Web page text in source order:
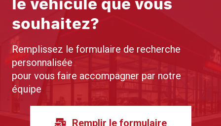
souhaitez?
Remplissez le formulaire de recherche
personnalisée
pour vous faire accompagner par notre
équipe
Remplir le formulaire